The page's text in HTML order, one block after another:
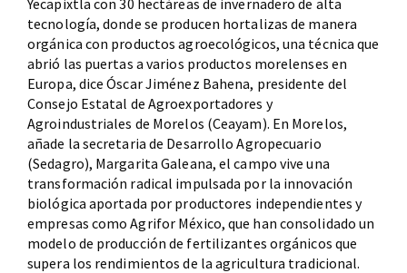
tecnología, donde se producen hortalizas de manera
orgánica con productos agroecológicos, una técnica que
abrió las puertas a varios productos morelenses en
Europa, dice Óscar Jiménez Bahena, presidente del
Consejo Estatal de Agroexportadores y
Agroindustriales de Morelos (Ceayam). En Morelos,
añade la secretaria de Desarrollo Agropecuario
(Sedagro), Margarita Galeana, el campo vive una
transformación radical impulsada por la innovación
biológica aportada por productores independientes y
empresas como Agrifor México, que han consolidado un
modelo de producción de fertilizantes orgánicos que
supera los rendimientos de la agricultura tradicional.